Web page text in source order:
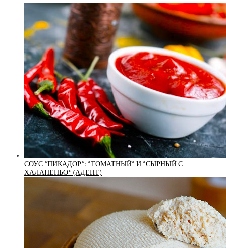
СОУС *ПИКАДОР*: *ТОМАТНЫЙ* И *СЫРНЫЙ С
ХАЛАПЕНЬО* (АДЕПТ)